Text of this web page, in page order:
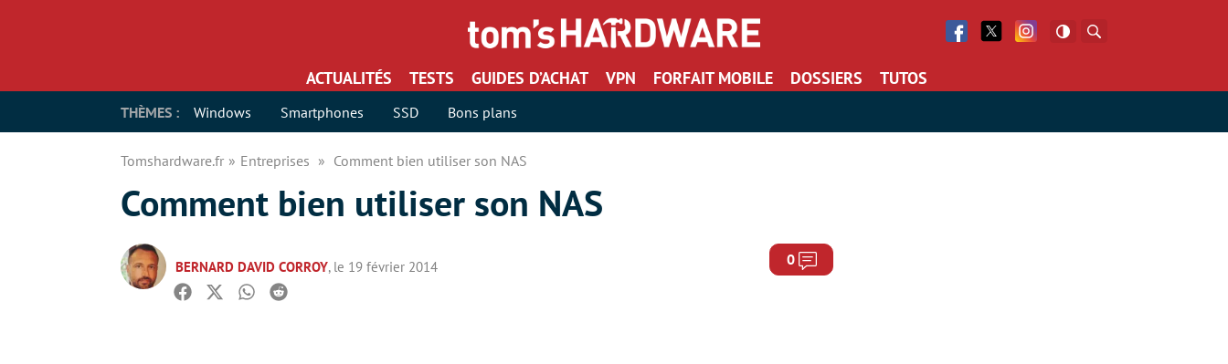
Facebook
Twitter Facebook
ACTUALITÉS TESTS GUIDES D’ACHAT VPN FORFAIT MOBILE DOSSIERS TUTOS
THÈMES : Windows Smartphones SSD Bons plans
Tomshardware.fr Entreprises Comment bien utiliser son NAS
Comment bien utiliser son NAS
BERNARD DAVID CORROY, le 19 février 2014 0 Commentaires
Facebook
TwitterWhatsapp
Reddit